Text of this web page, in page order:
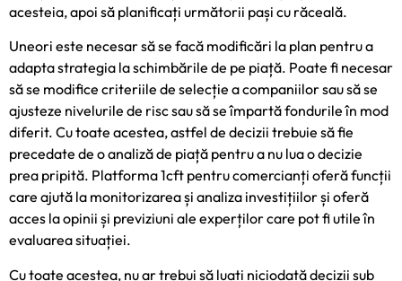
acesteia, apoi să planificați următorii pași cu răceală.
Uneori este necesar să se facă modificări la plan pentru a
adapta strategia la schimbările de pe piață. Poate fi necesar
să se modifice criteriile de selecție a companiilor sau să se
ajusteze nivelurile de risc sau să se împartă fondurile în mod
diferit. Cu toate acestea, astfel de decizii trebuie să fie
precedate de o analiză de piață pentru a nu lua o decizie
prea pripită. Platforma 1cft pentru comercianți oferă funcții
care ajută la monitorizarea și analiza investițiilor și oferă
acces la opinii și previziuni ale experților care pot fi utile în
evaluarea situației.
Cu toate acestea, nu ar trebui să luați niciodată decizii sub